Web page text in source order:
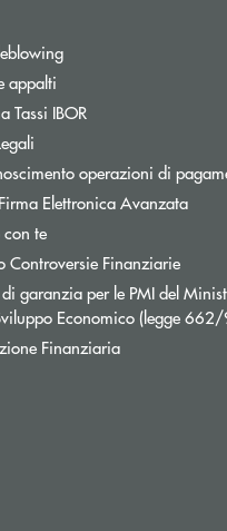
appalti
Tassi IBORApre una nuova
operazioni di
Elettronica Avanzata
te
Controversie FinanziarieApre
di garanzia per le PMI del
Economico (legge
Finanziaria